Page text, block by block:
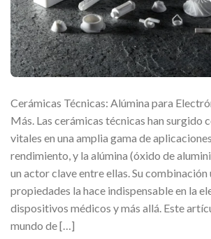
Cerámicas Técnicas: Alúmina para
Más. Las cerámicas técnicas han surgido
vitales en una amplia gama de
rendimiento, y la alúmina (óxido de
un actor clave entre ellas. Su combinación
propiedades la hace indispensable en la
dispositivos médicos y más allá. Este
mundo de […]